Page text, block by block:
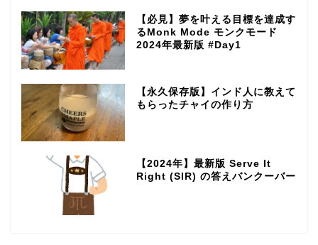
【必見】夢を叶える目標を達成す
るMonk Mode モンクモード
2024年最新版 #Day1
【永久保存版】インド人に教えて
もらったチャイの作り方
【2024年】最新版 Serve It
Right (SIR) の答えバンクーバー